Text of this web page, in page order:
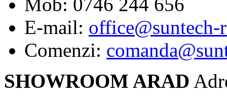
E-mail: office@suntech-
Comenzi:
SHOWROOM ARAD